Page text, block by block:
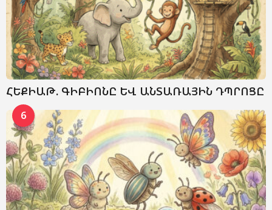
ՀԵՔԻԱԹ. ԳԻԲԻՈՆԸ ԵՎ ԱՆՏԱՌԱՅԻՆ ԴՊՐՈՑԸ
6